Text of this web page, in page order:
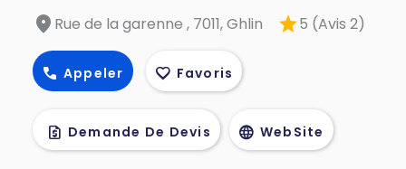
location_on Rue de la garenne , 7011, Ghlin star5 (Avis 2)
call Appeler favorite Favoris
request_quote Demande De Devis language WebSite